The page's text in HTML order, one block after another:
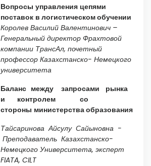
Вопросы управления цепями
поставок в логистическом обучении
Королев Василий Валентинович –
Генеральный директор Фрахтовой
компании ТрансАл, почетный
профессор Казахстанско- Немецкого
университета
Баланс между запросами рынка
и контролем со
стороны министерства образования
ТайсариноваАйсулу Сайыновна -
Преподаватель Казахстанско-
Немецкого Университета, эксперт
FIATA, CILT